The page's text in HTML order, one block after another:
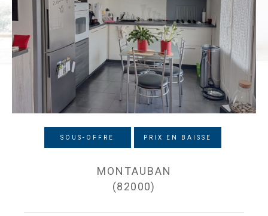
SOUS-OFFRE PRIX EN BAISSE
MONTAUBAN
(82000)